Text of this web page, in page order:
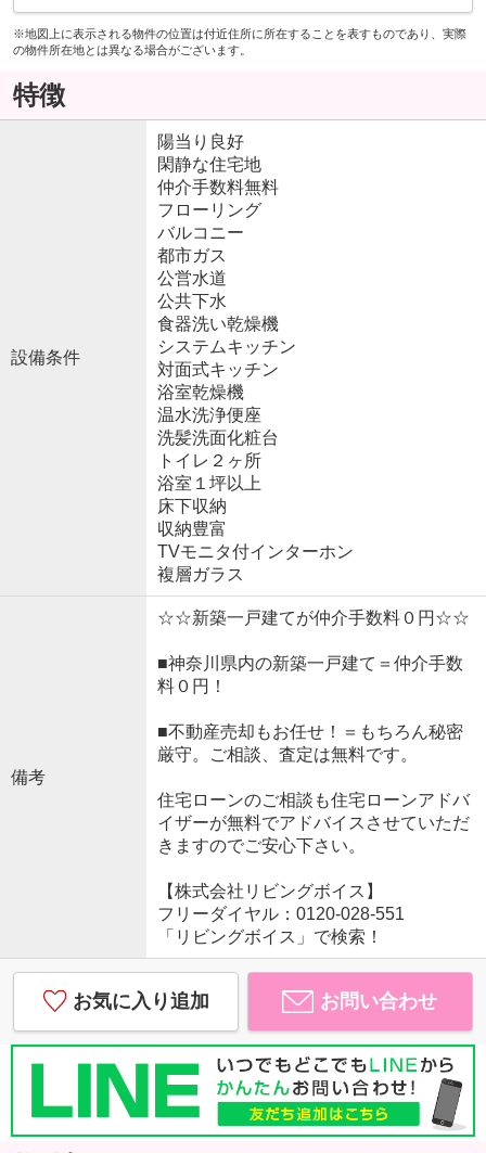
※地図上に表示される物件の位置は付近住所に所在することを表すものであり、実際
の物件所在地とは異なる場合がございます。
特徴
設備条件
陽当り良好
閑静な住宅地
仲介手数料無料
フローリング
バルコニー
都市ガス
公営水道
公共下水
食器洗い乾燥機
システムキッチン
対面式キッチン
浴室乾燥機
温水洗浄便座
洗髪洗面化粧台
トイレ２ヶ所
浴室１坪以上
床下収納
収納豊富
TVモニタ付インターホン
複層ガラス
備考
☆☆新築一戸建てが仲介手数料０円☆☆
■神奈川県内の新築一戸建て＝仲介手数
料０円！
■不動産売却もお任せ！＝もちろん秘密
厳守。ご相談、査定は無料です。
住宅ローンのご相談も住宅ローンアドバ
イザーが無料でアドバイスさせていただ
きますのでご安心下さい。
【株式会社リビングボイス】
フリーダイヤル：0120-028-551
「リビングボイス」で検索！
お気に入り追加 お問い合わせ